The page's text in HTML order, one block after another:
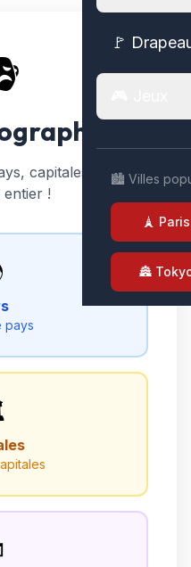
🚩
🏙️ Villes
🗼 Paris
🏯
capitales et villes
!
pays